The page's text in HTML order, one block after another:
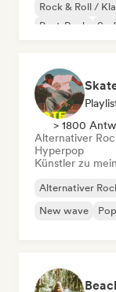
Rock & Roll /
Post-Rock
> 1800
Alternativer
Hyperpop
Künstler zu
Alternativer
New wave